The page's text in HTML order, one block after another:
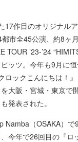
17作目のオリジナル
市全45公演、約8ヶ
TOUR ’23-’24
ッツ。今年も9月に
ロックこんにちは！
大阪・宮城・東京で
発表された。
Namba（OSAKA）で
、今年で26回目の『